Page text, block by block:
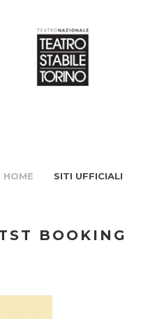
HOME SITI UFFICIALI
BOOKING